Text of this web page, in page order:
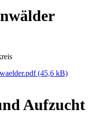
(45,6 kB)
Aufzucht